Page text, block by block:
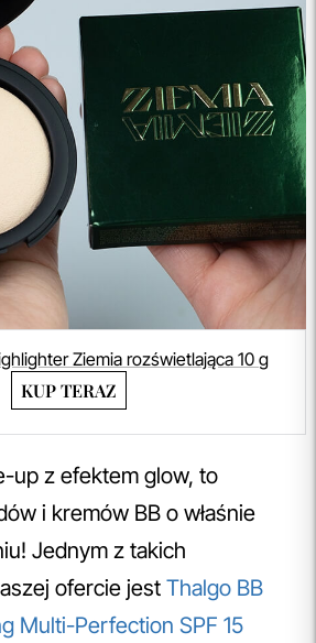
Ziemia rozświetlająca 10 g
KUP TERAZ
up z efektem glow, to
i kremów BB o właśnie
Jednym z takich
ofercie jest Thalgo BB
Multi-Perfection SPF 15